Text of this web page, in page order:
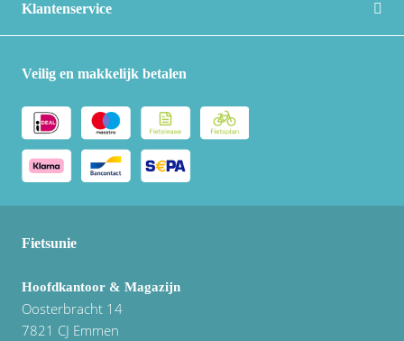
Klantenservice
Veilig en makkelijk betalen
Fietsunie
Hoofdkantoor & Magazijn
Oosterbracht 14
7821 CJ Emmen